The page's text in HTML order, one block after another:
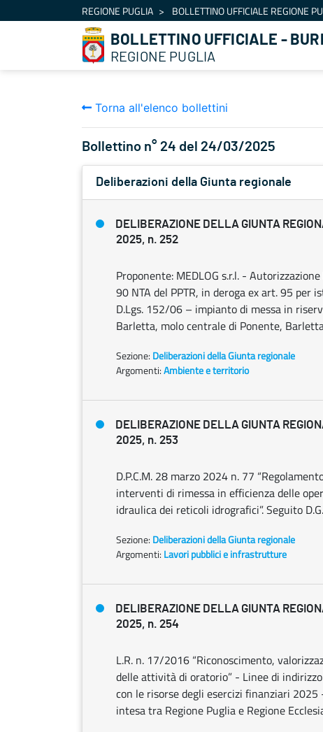
Salta al contenutoREGIONE PUGLIA BOLLETTINO UFFICIALE REGIONE
BOLLETTINO UFFICIALE -
REGIONE PUGLIA
Torna all'elenco bollettini
Bollettino n° 24 del 24/03/2025
Deliberazioni della Giunta regionale
DELIBERAZIONE DELLA GIUNTA
2025, n. 252
Proponente: MEDLOG s.r.l. -
90 NTA del PPTR, in deroga ex art. 95 per
D.Lgs. 152/06 – impianto di messa in
Barletta, molo centrale di Ponente,
Sezione: Deliberazioni della Giunta regionale
Argomenti:Ambiente e territorio
DELIBERAZIONE DELLA GIUNTA
2025, n. 253
D.P.C.M. 28 marzo 2024 n. 77
interventi di rimessa in efficienza delle
idraulica dei reticoli idrografici”. Seguito
Sezione: Deliberazioni della Giunta regionale
Argomenti: Lavori pubblici e infrastrutture
DELIBERAZIONE DELLA GIUNTA
2025, n. 254
L.R. n. 17/2016 “Riconoscimento,
delle attività di oratorio” - Linee di
con le risorse degli esercizi finanziari
intesa tra Regione Puglia e Regione